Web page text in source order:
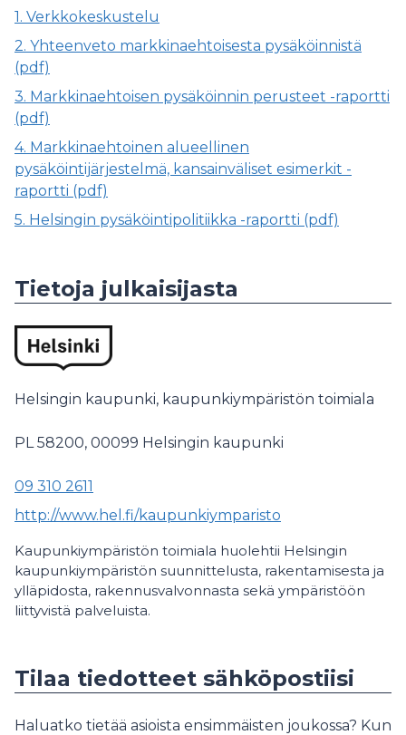
1. Verkkokeskustelu
2. Yhteenveto markkinaehtoisesta pysäköinnistä
(pdf)
3. Markkinaehtoisen pysäköinnin perusteet -raportti
(pdf)
4. Markkinaehtoinen alueellinen
pysäköintijärjestelmä, kansainväliset esimerkit -
raportti (pdf)
5. Helsingin pysäköintipolitiikka -raportti (pdf)
Tietoja julkaisijasta
Helsingin kaupunki, kaupunkiympäristön toimiala
PL 58200, 00099 Helsingin kaupunki
09 310 2611
http://www.hel.fi/kaupunkiymparisto
Kaupunkiympäristön toimiala huolehtii Helsingin
kaupunkiympäristön suunnittelusta, rakentamisesta ja
ylläpidosta, rakennusvalvonnasta sekä ympäristöön
liittyvistä palveluista.
Tilaa tiedotteet sähköpostiisi
Haluatko tietää asioista ensimmäisten joukossa? Kun